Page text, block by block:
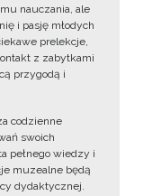
nauczania, ale
i pasję młodych
prelekcje,
z zabytkami
przygodą i
codzienne
swoich
pełnego wiedzy i
muzealne będą
dydaktycznej.